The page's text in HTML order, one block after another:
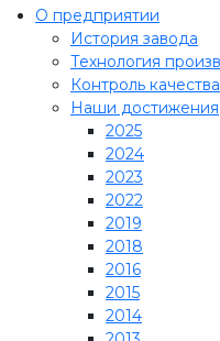
О предприятии
История завода
Технология
Контроль качества
Наши достижения
2025
2024
2023
2022
2019
2018
2016
2015
2014